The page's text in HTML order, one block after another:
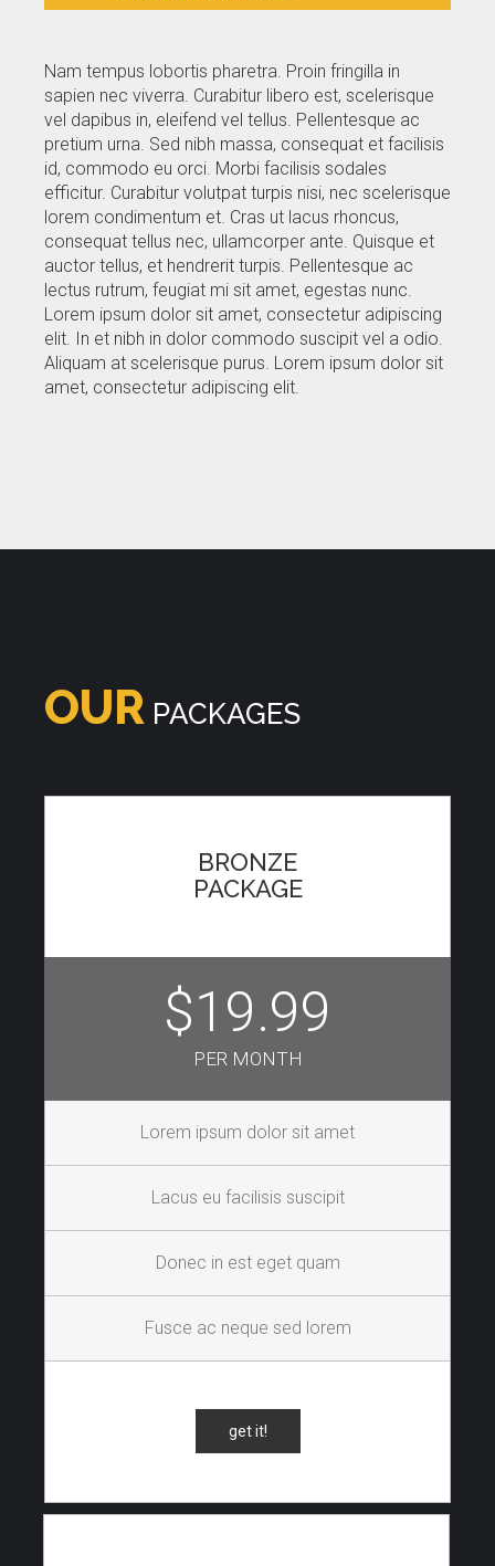
Nam tempus lobortis pharetra. Proin fringilla in
sapien nec viverra. Curabitur libero est, scelerisque
vel dapibus in, eleifend vel tellus. Pellentesque ac
pretium urna. Sed nibh massa, consequat et facilisis
id, commodo eu orci. Morbi facilisis sodales
efficitur. Curabitur volutpat turpis nisi, nec scelerisque
lorem condimentum et. Cras ut lacus rhoncus,
consequat tellus nec, ullamcorper ante. Quisque et
auctor tellus, et hendrerit turpis. Pellentesque ac
lectus rutrum, feugiat mi sit amet, egestas nunc.
Lorem ipsum dolor sit amet, consectetur adipiscing
elit. In et nibh in dolor commodo suscipit vel a odio.
Aliquam at scelerisque purus. Lorem ipsum dolor sit
amet, consectetur adipiscing elit.
OUR PACKAGES
BRONZE
PACKAGE
$19.99
PER MONTH
Lorem ipsum dolor sit amet
Lacus eu facilisis suscipit
Donec in est eget quam
Fusce ac neque sed lorem
get it!